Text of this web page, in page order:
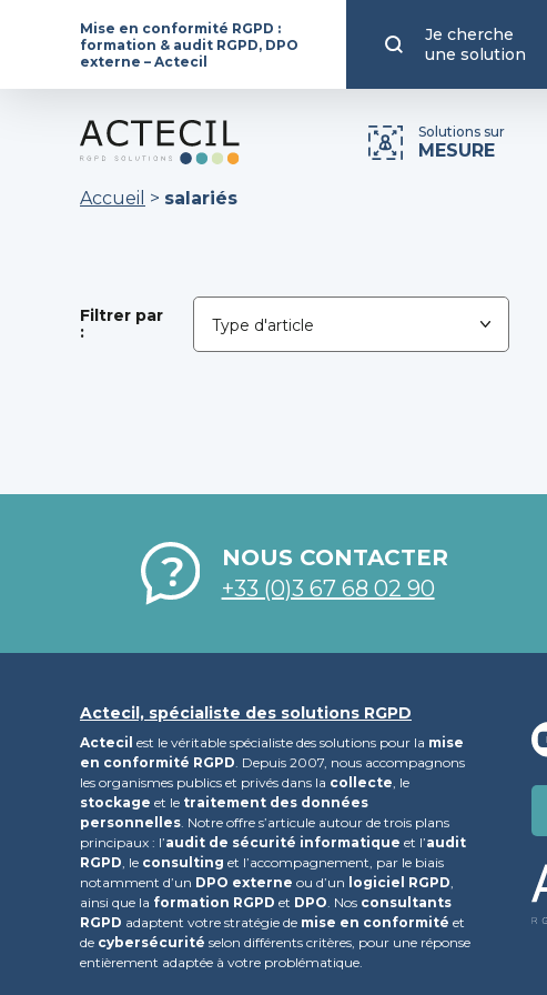
Mise en conformité RGPD :
formation & audit RGPD, DPO
externe – Actecil
Je cherche
une solution
Solutions sur
MESURE
Accueil > salariés
Filtrer par
:
NOUS CONTACTER
+33 (0)3 67 68 02 90
Actecil, spécialiste des solutions RGPD
Actecil est le véritable spécialiste des solutions pour la mise
en conformité RGPD . Depuis 2007, nous accompagnons
les organismes publics et privés dans la collecte , le
stockage et le traitement des données
personnelles . Notre offre s’articule autour de trois plans
principaux : l’audit de sécurité informatique et l’audit
RGPD , le consulting et l’accompagnement, par le biais
notamment d’un DPO externe ou d’un logiciel RGPD
ainsi que la formation RGPD et DPO . Nos consultants
RGPD adaptent votre stratégie de mise en conformité et
de cybersécurité selon différents critères, pour une réponse
entièrement adaptée à votre problématique.